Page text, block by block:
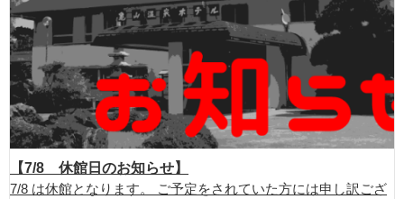
【7/8 休館日のお知らせ】
7/8 は休館となります。 ご予定をされていた方には申し訳ござ